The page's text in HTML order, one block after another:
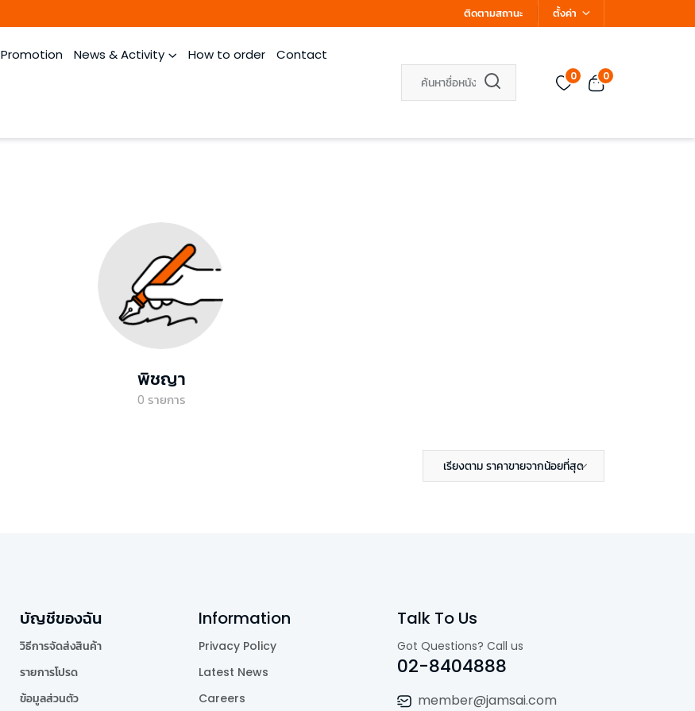
ติดตามสถานะ ตั้งค่า
Promotion News & Activity How to order Contact
0 0
พิชญา
0 รายการ
เรียงตาม ราคาขายจากน้อยที่สุด
บัญชีของฉัน
วิธีการจัดส่งสินค้า
รายการโปรด
ข้อมูลส่วนตัว
Information
Privacy Policy
Latest News
Careers
Talk To Us
Got Questions? Call us
02-8404888
member@jamsai.com